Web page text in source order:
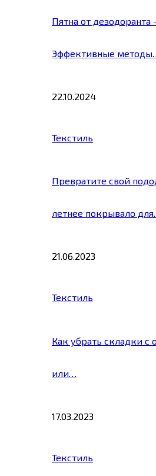
Пятна от
Эффективные
22.10.2024
Текстиль
Превратите свой
летнее покрывало
21.06.2023
Текстиль
Как убрать складки
или…
17.03.2023
Текстиль